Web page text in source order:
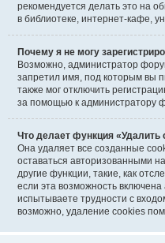
рекомендуется делать это на
в библиотеке, интернет-кафе,
Почему я не могу
Возможно, администратор
запретил имя, под которым вы
также мог отключить
за помощью к администратору
Что делает функция
Она удаляет все созданные
оставаться авторизованными
другие функции, такие, как
если эта возможность
испытываете трудности с
возможно, удаление cookies